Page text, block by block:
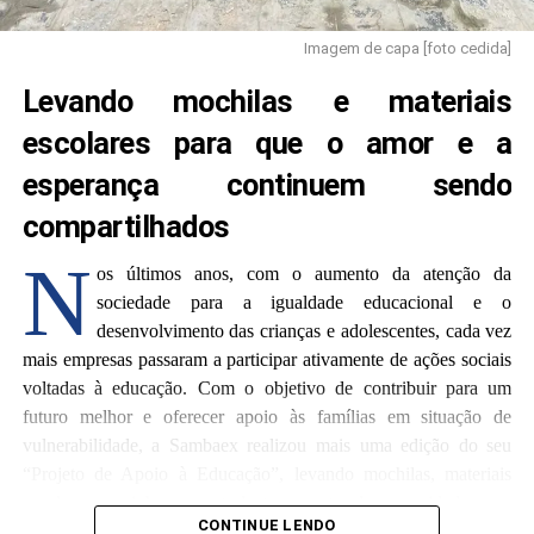
Imagem de capa [foto cedida]
Levando mochilas e materiais
escolares para que o amor e a
esperança continuem sendo
compartilhados
N os últimos anos, com o aumento da atenção da
sociedade para a igualdade educacional e o
desenvolvimento das crianças e adolescentes, cada vez
mais empresas passaram a participar ativamente de ações sociais
voltadas à educação. Com o objetivo de contribuir para um
futuro melhor e oferecer apoio às famílias em situação de
vulnerabilidade, a Sambaex realizou mais uma edição do seu
escolares e carinho para estudantes carentes da comunidade.
CONTINUE LENDO